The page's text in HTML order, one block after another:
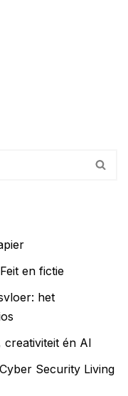
en fictie
het
én AI
Security Living